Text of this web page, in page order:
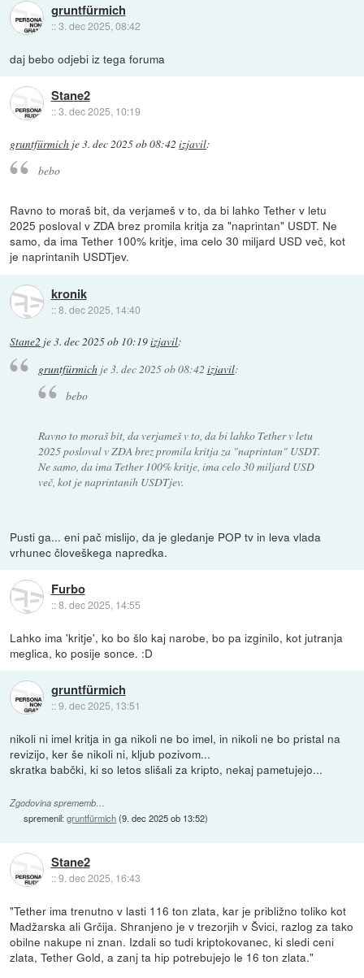
gruntfürmich
::3. dec 2025, 08:42
daj bebo odjebi iz tega foruma
Stane2
::3. dec 2025, 10:19
gruntfürmich je3. dec 2025 ob 08:42 izjavil:
bebo
Ravno to moraš bit, da verjameš v to, da bi lahko Tether v letu
2025 posloval v ZDA brez promila kritja za "naprintan" USDT. Ne
samo, da ima Tether 100% kritje, ima celo 30 miljard USD več, kot
je naprintanih USDTjev.
kronik
::8. dec 2025, 14:40
Stane2 je3. dec 2025 ob 10:19izjavil:
gruntfürmichje3. dec 2025 ob 08:42 izjavil:
bebo
Ravno to moraš bit, da verjameš v to, da bi lahko Tether v letu
2025 posloval v ZDA brez promila kritja za "naprintan" USDT.
Ne samo, da ima Tether 100% kritje, ima celo 30 miljard USD
več, kot je naprintanih USDTjev.
Pusti ga... eni pač mislijo, da je gledanje POP tv in leva vlada
vrhunec človeškega napredka.
Furbo
::8. dec 2025, 14:55
Lahko ima 'kritje', ko bo šlo kaj narobe, bo pa izginilo, kot jutranja
meglica, ko posije sonce. :D
gruntfürmich
::9. dec 2025, 13:51
nikoli ni imel kritja in ga nikoli ne bo imel, in nikoli ne bo pristal na
revizijo, ker še nikoli ni, kljub pozivom...
skratka babčki, ki so letos slišali za kripto, nekaj pametujejo...
Zgodovina sprememb…
spremenil:gruntfürmich(9. dec 2025 ob 13:52)
Stane2
::9. dec 2025, 16:43
"Tether ima trenutno v lasti 116 ton zlata, kar je približno toliko kot
Madžarska ali Grčija. Shranjeno je v trezorjih v Švici, razlog za tako
obilne nakupe ni znan. Izdali so tudi kriptokovanec, ki sledi ceni
zlata, Tether Gold, a zanj ta hip potrebujejo le 16 ton zlata."